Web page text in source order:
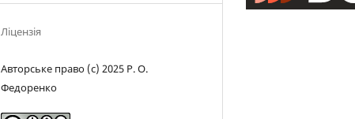
Ліцензія
Авторське право (c) 2025 Р. О.
Федоренко